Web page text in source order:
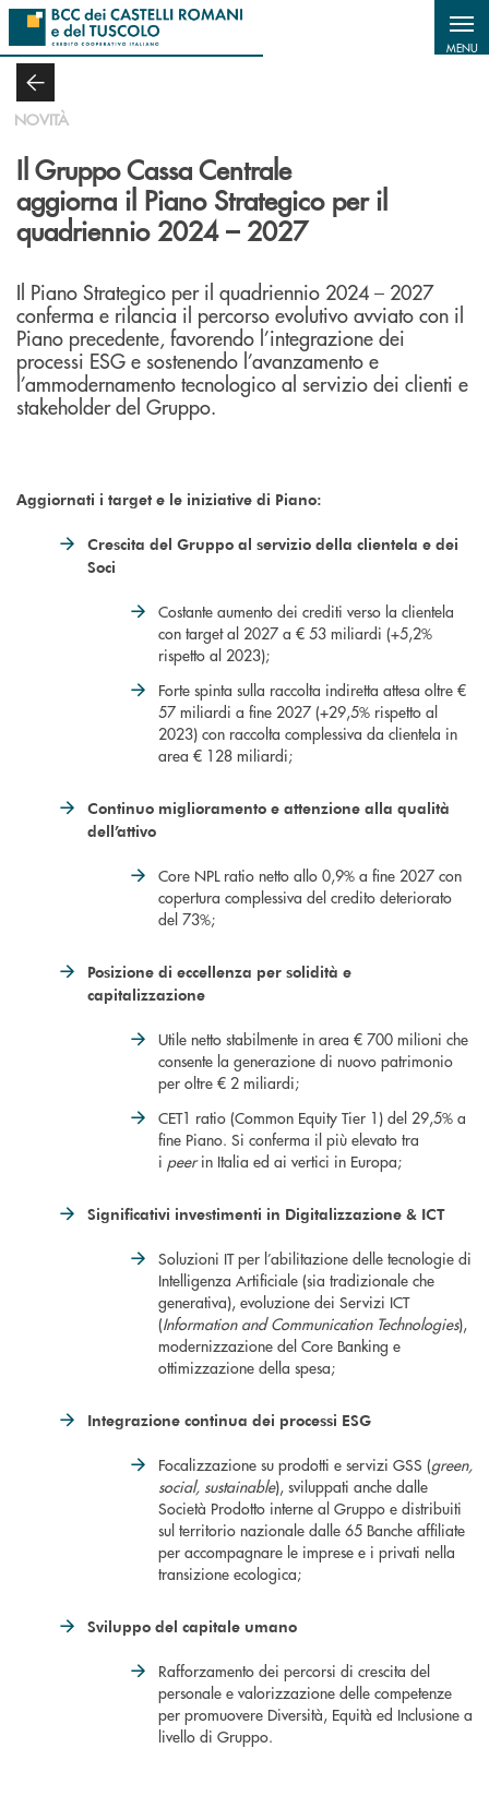
Salta al contenuto principale
MENU
NOVITÀ
Il Gruppo Cassa Centrale
aggiorna il Piano Strategico per il
quadriennio 2024 – 2027
Il Piano Strategico per il quadriennio 2024 – 2027
conferma e rilancia il percorso evolutivo avviato con il
Piano precedente, favorendo l’integrazione dei
processi ESG e sostenendo l’avanzamento e
l’ammodernamento tecnologico al servizio dei clienti e
stakeholder del Gruppo.
Aggiornati i target e le iniziative di Piano:
Crescita del Gruppo al servizio della clientela e dei
Soci
Costante aumento dei crediti verso la clientela
con target al 2027 a € 53 miliardi (+5,2%
rispetto al 2023);
Forte spinta sulla raccolta indiretta attesa oltre €
57 miliardi a fine 2027 (+29,5% rispetto al
2023) con raccolta complessiva da clientela in
area € 128 miliardi;
Continuo miglioramento e attenzione alla qualità
dell’attivo
Core NPL ratio netto allo 0,9% a fine 2027 con
copertura complessiva del credito deteriorato
del 73%;
Posizione di eccellenza per solidità e
capitalizzazione
Utile netto stabilmente in area € 700 milioni che
consente la generazione di nuovo patrimonio
per oltre € 2 miliardi;
CET1 ratio (Common Equity Tier 1) del 29,5% a
fine Piano. Si conferma il più elevato tra
i peerin Italia ed ai vertici in Europa;
Significativi investimenti in Digitalizzazione & ICT
Soluzioni IT per l’abilitazione delle tecnologie di
Intelligenza Artificiale (sia tradizionale che
generativa), evoluzione dei Servizi ICT
(Information and Communication Technologies),
modernizzazione del Core Banking e
ottimizzazione della spesa;
Integrazione continua dei processi ESG
Focalizzazione su prodotti e servizi GSS (green,
social, sustainable), sviluppati anche dalle
Società Prodotto interne al Gruppo e distribuiti
sul territorio nazionale dalle 65 Banche affiliate
per accompagnare le imprese e i privati nella
transizione ecologica;
Sviluppo del capitale umano
Rafforzamento dei percorsi di crescita del
personale e valorizzazione delle competenze
per promuovere Diversità, Equità ed Inclusione a
livello di Gruppo.